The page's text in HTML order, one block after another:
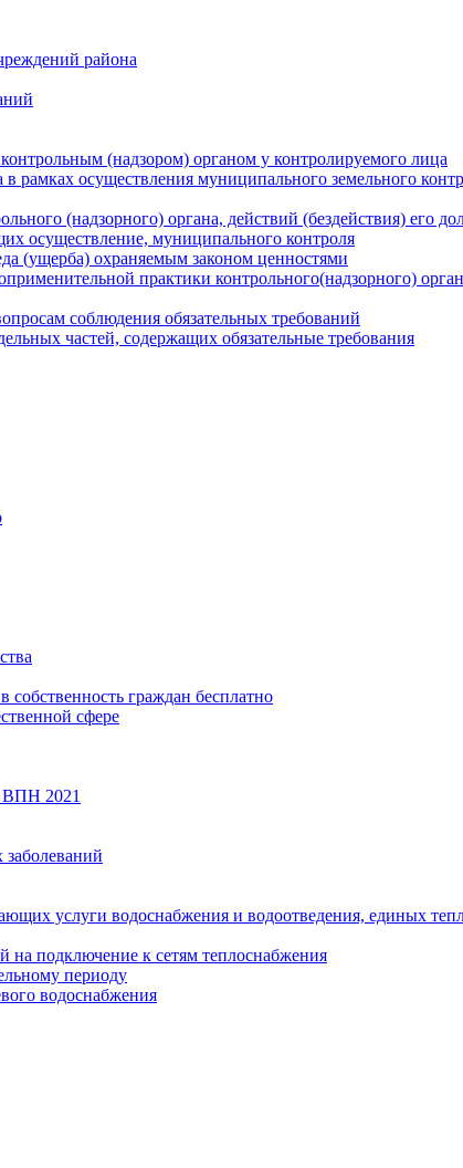
района
(надзором) органом у контролируемого лица
рамках осуществления муниципального земельного
(надзорного) органа, действий (бездействия) его
осуществление, муниципального контроля
(ущерба) охраняемым законом ценностями
практики контрольного(надзорного)
соблюдения обязательных требований
частей, содержащих обязательные требования
собственность граждан бесплатно
сфере
ВПН 2021
услуги водоснабжения и водоотведения, единых
на подключение к сетям теплоснабжения
периоду
водоснабжения